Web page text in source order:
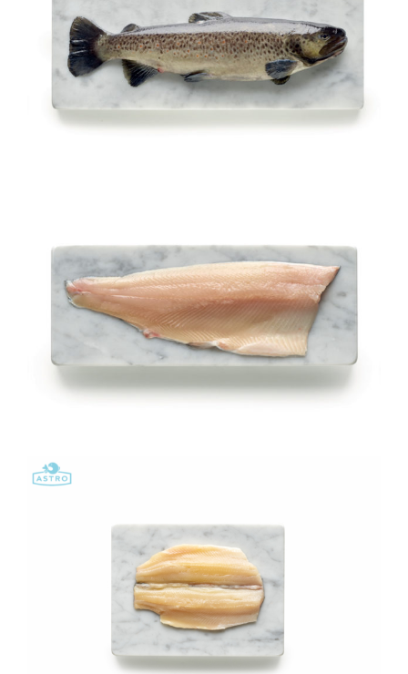
Trota lacustre intera ed
eviscerata
Filetto di trota iridea
Trota bianca butterfly